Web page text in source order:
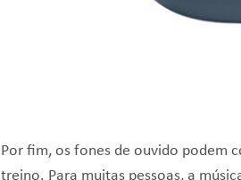
Por fim, os fones de ouvido podem
treino. Para muitas pessoas, a